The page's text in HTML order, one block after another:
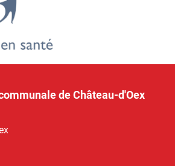
de Château-d'Oex